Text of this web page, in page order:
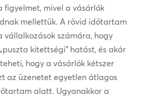
figyelmet, mivel a vásárlók
mellettük. A rövid időtartam
vállalkozások számára, hogy
kitettségi” hatást, és akár
hogy a vásárlók kétszer
az üzenetet egyetlen átlagos
alatt. Ugyanakkor a